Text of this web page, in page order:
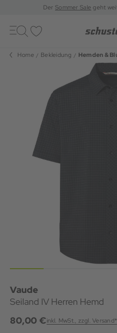
DerSommer Sale geht
Toggle
navigation
Home Bekleidung Hemden &
Vaude
Seiland IV Herren Hemd
80,00 €inkl. MwSt., zzgl. Versand*